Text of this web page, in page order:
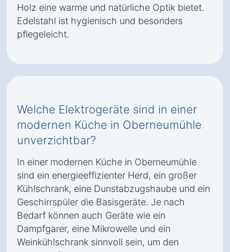
Holz eine warme und natürliche Optik bietet.
Edelstahl ist hygienisch und besonders
pflegeleicht.
Welche Elektrogeräte sind in einer
modernen Küche in Oberneumühle
unverzichtbar?
In einer modernen Küche in Oberneumühle
sind ein energieeffizienter Herd, ein großer
Kühlschrank, eine Dunstabzugshaube und ein
Geschirrspüler die Basisgeräte. Je nach
Bedarf können auch Geräte wie ein
Dampfgarer, eine Mikrowelle und ein
Weinkühlschrank sinnvoll sein, um den